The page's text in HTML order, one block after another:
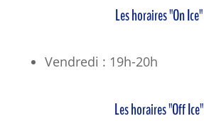
Les horaires "On Ice"
Vendredi : 19h-20h
Les horaires "Off Ice"